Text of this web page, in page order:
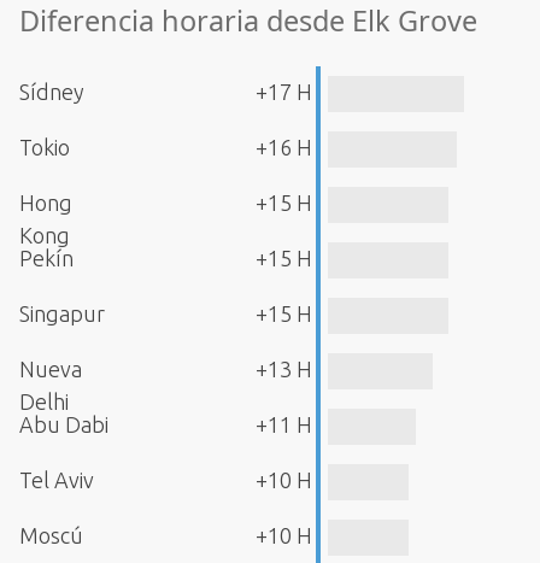
Diferencia horaria desde Elk Grove
Sídney +17 H
Tokio +16 H
Hong
Kong
+15 H
Pekín +15 H
Singapur +15 H
Nueva
Delhi
+13 H
Abu Dabi +11 H
Tel Aviv +10 H
Moscú +10 H